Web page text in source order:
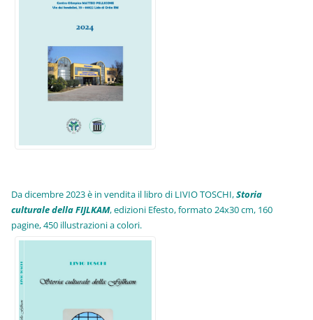
Da dicembre 2023 è in vendita il libro di LIVIO TOSCHI,Storia
culturale della FIJLKAM, edizioni Efesto, formato 24x30 cm, 160
pagine, 450 illustrazioni a colori.